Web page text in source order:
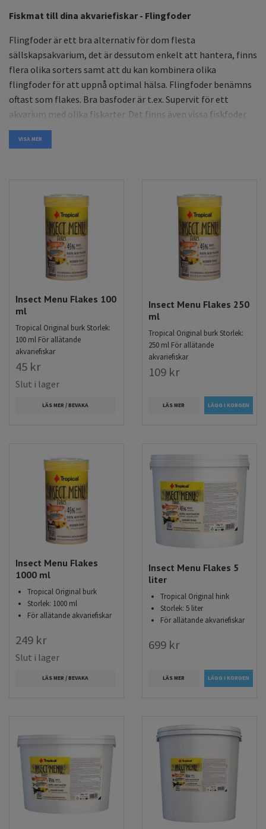
Fiskmat till dina akvariefiskar - Flingfoder
Flingfoder är ett bra alternativ för dom flesta
sällskapsakvarium, det är dessutom enkelt att hantera, finns
flera olika sorters samt att du kan kombinera olika
flingfoder för att uppnå optimal hälsa. Flingfoder benämns
oftast som flakes. Bra basfoder är t.ex. Supervit för ett
akvarium med olika fiskarter. Det finns även vissa fiskfoder
som kan förstärka färgerna på fisken t.ex. Asta Color. Det kan
därför vara bra att läsa på om de olika alternativen och hitta
VISA MER
Insect Menu Flakes 100
ml
Tropical Original burk Storlek:
100 ml För allätande
akvariefiskar
45 kr
Slut i lager
LÄS MER / BEVAKA
Insect Menu Flakes 250
ml
Tropical Original burk Storlek:
250 ml För allätande
akvariefiskar
109 kr
LÄS MER
Insect Menu Flakes
1000 ml
Tropical Original burk
Storlek: 1000 ml
För allätande akvariefiskar
249 kr
Slut i lager
LÄS MER / BEVAKA
Insect Menu Flakes 5
liter
Tropical Original hink
Storlek: 5 liter
För allätande akvariefiskar
699 kr
LÄS MER